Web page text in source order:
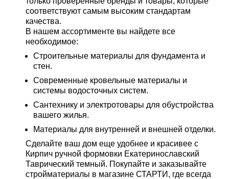
соответствуют самым высоким стандартам
качества.
В нашем ассортименте вы найдете все
необходимое:
Строительные материалы для фундамента и
стен.
Современные кровельные материалы и
системы водосточных систем.
Сантехнику и электротовары для обустройства
вашего жилья.
Материалы для внутренней и внешней отделки.
Сделайте ваш дом еще удобнее и красивее с
Кирпич ручной формовки Екатеринославский
Таврический темный. Покупайте и заказывайте
стройматериалы в магазине СТАРТИ, где всегда